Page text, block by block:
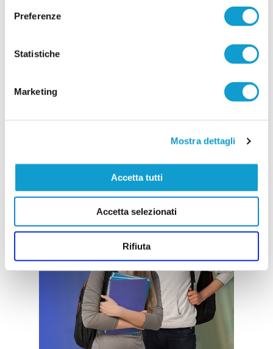
Preferenze
Statistiche
Marketing
Mostra dettagli
Accetta tutti
Accetta selezionati
Rifiuta